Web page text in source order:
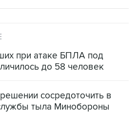
при атаке БПЛА под
до 58 человек
сосредоточить в
тыла Минобороны